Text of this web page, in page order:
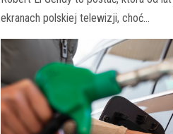
ekranach polskiej telewizji, choć…